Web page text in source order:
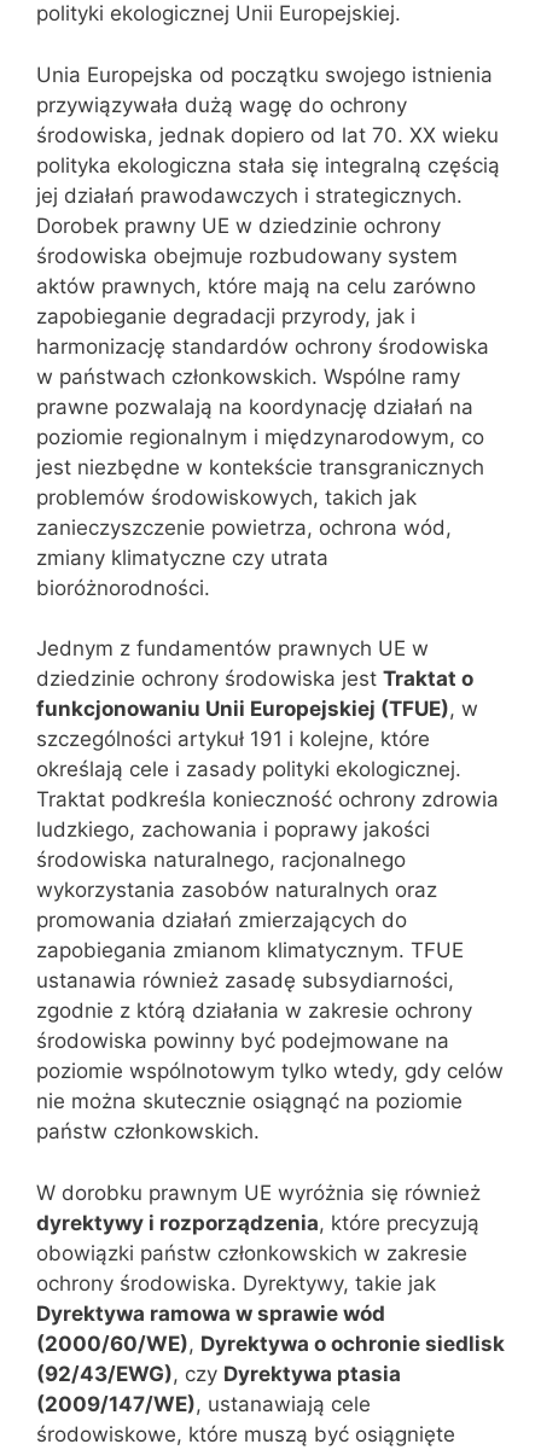
polityki ekologicznej Unii Europejskiej.
Unia Europejska od początku swojego istnienia
przywiązywała dużą wagę do ochrony
środowiska, jednak dopiero od lat 70. XX wieku
polityka ekologiczna stała się integralną częścią
jej działań prawodawczych i strategicznych.
Dorobek prawny UE w dziedzinie ochrony
środowiska obejmuje rozbudowany system
aktów prawnych, które mają na celu zarówno
zapobieganie degradacji przyrody, jak i
harmonizację standardów ochrony środowiska
w państwach członkowskich. Wspólne ramy
prawne pozwalają na koordynację działań na
poziomie regionalnym i międzynarodowym, co
jest niezbędne w kontekście transgranicznych
problemów środowiskowych, takich jak
zanieczyszczenie powietrza, ochrona wód,
zmiany klimatyczne czy utrata
bioróżnorodności.
Jednym z fundamentów prawnych UE w
dziedzinie ochrony środowiska jest Traktat o
funkcjonowaniu Unii Europejskiej (TFUE), w
szczególności artykuł 191 i kolejne, które
określają cele i zasady polityki ekologicznej.
Traktat podkreśla konieczność ochrony zdrowia
ludzkiego, zachowania i poprawy jakości
środowiska naturalnego, racjonalnego
wykorzystania zasobów naturalnych oraz
promowania działań zmierzających do
zapobiegania zmianom klimatycznym. TFUE
ustanawia również zasadę subsydiarności,
zgodnie z którą działania w zakresie ochrony
środowiska powinny być podejmowane na
poziomie wspólnotowym tylko wtedy, gdy celów
nie można skutecznie osiągnąć na poziomie
państw członkowskich.
W dorobku prawnym UE wyróżnia się również
dyrektywy i rozporządzenia, które precyzują
obowiązki państw członkowskich w zakresie
ochrony środowiska. Dyrektywy, takie jak
Dyrektywa ramowa w sprawie wód
(2000/60/WE), Dyrektywa o ochronie siedlisk
(92/43/EWG), czy Dyrektywa ptasia
(2009/147/WE), ustanawiają cele
środowiskowe, które muszą być osiągnięte